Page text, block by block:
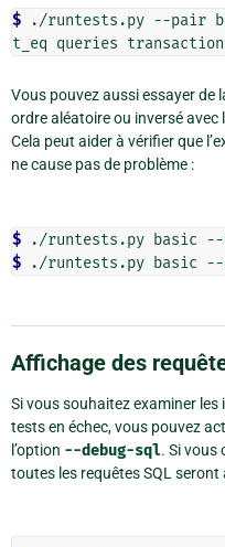
$
./runtests.py --pair
Vous pouvez aussi essayer de
ordre aléatoire ou inversé avec
Cela peut aider à vérifier que
ne cause pas de problème :
$
$
Affichage des
Si vous souhaitez examiner
tests en échec, vous pouvez
l’option --debug-sql. Si vous
toutes les requêtes SQL seront